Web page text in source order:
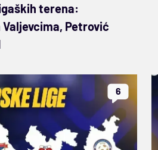
terena:
Petrović
6